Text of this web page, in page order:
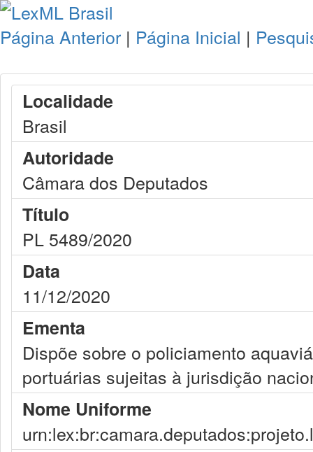
Página Anterior | Página Inicial |
Localidade
Brasil
Autoridade
Câmara dos Deputados
Título
PL 5489/2020
Data
11/12/2020
Ementa
Dispõe sobre o policiamento
portuárias sujeitas à jurisdição
Nome Uniforme